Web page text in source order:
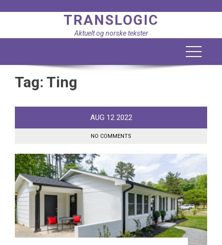
TRANSLOGIC
Aktuelt og norske tekster
Tag: Ting
AUG 12 2022
NO COMMENTS